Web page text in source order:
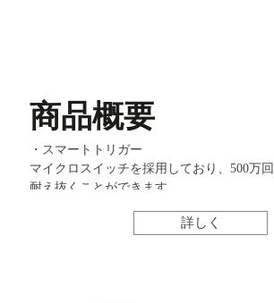
商品概要
・スマートトリガー
マイクロスイッチを採用しており、500万
耐え抜くことができます。
詳しく